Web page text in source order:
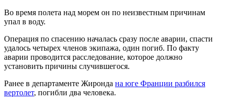
Во время полета над морем он по неизвестным причинам
упал в воду.
Операция по спасению началась сразу после аварии, спасти
удалось четырех членов экипажа, один погиб. По факту
аварии проводится расследование, которое должно
установить причины случившегося.
Ранее в департаменте Жиронда на юге Франции разбился
вертолет, погибли два человека.